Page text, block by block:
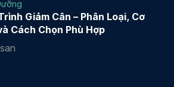
Giảm Cân – Phân Loại, Cơ
Cách Chọn Phù Hợp